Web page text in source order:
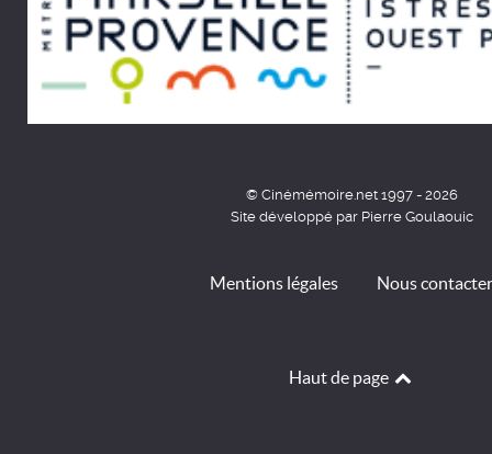
© Cinémémoire.net 1997 - 2026
Site développé par Pierre Goulaouic
Mentions légales Nous contacter
Haut de page